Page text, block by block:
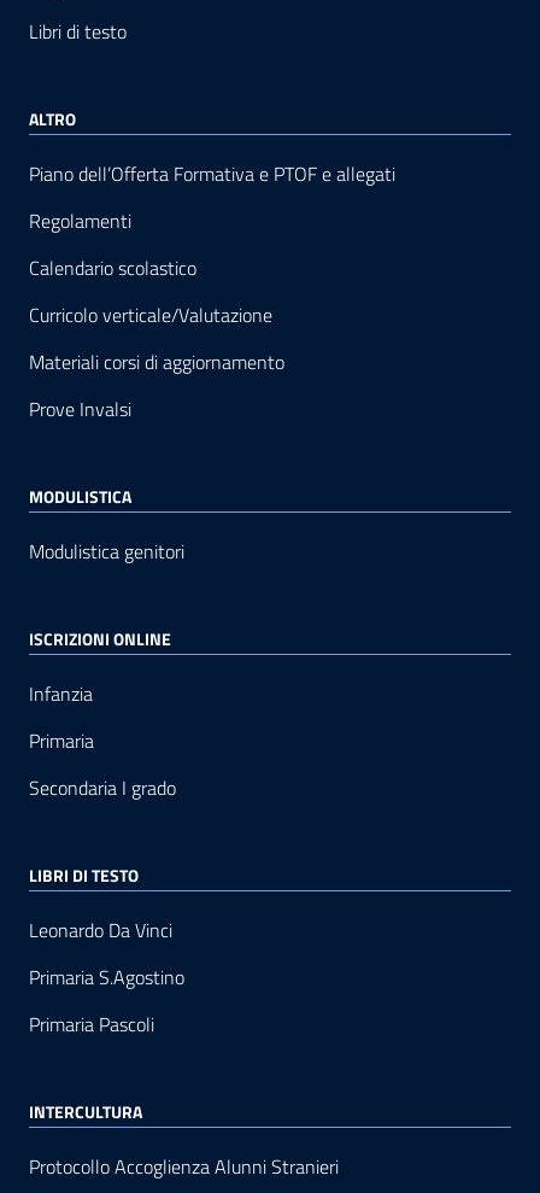
Libri di testo
ALTRO
Piano dell’Offerta Formativa e PTOF e allegati
Regolamenti
Calendario scolastico
Curricolo verticale/Valutazione
Materiali corsi di aggiornamento
Prove Invalsi
MODULISTICA
Modulistica genitori
ISCRIZIONI ONLINE
Infanzia
Primaria
Secondaria I grado
LIBRI DI TESTO
Leonardo Da Vinci
Primaria S.Agostino
Primaria Pascoli
INTERCULTURA
Protocollo Accoglienza Alunni Stranieri